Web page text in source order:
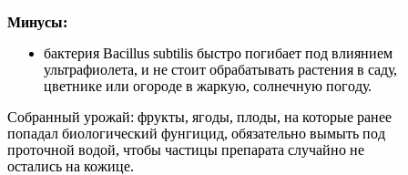
Минусы:
бактерия Bacillus subtilis быстро погибает под влиянием
ультрафиолета, и не стоит обрабатывать растения в саду,
цветнике или огороде в жаркую, солнечную погоду.
Собранный урожай: фрукты, ягоды, плоды, на которые ранее
попадал биологический фунгицид, обязательно вымыть под
проточной водой, чтобы частицы препарата случайно не
остались на кожице.